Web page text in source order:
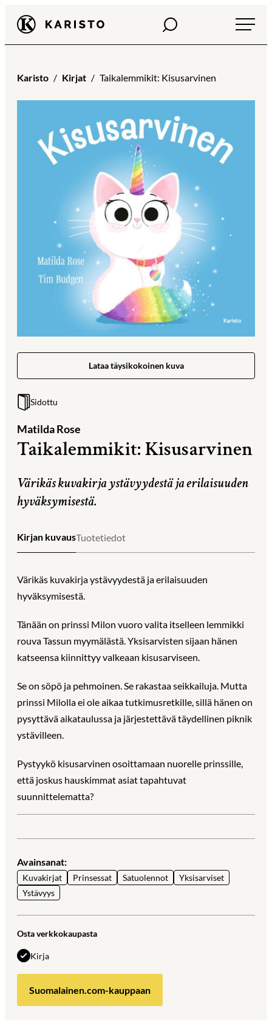
Siirry
suoraan
sisältöön
Karisto Haku
Karisto Kirjat Taikalemmikit: Kisusarvinen
Lataa täysikokoinen kuva
Sidottu
Matilda Rose
Taikalemmikit: Kisusarvinen
Värikäs kuvakirja ystävyydestä ja erilaisuuden
hyväksymisestä.
Kirjan kuvausTuotetiedot
Värikäs kuvakirja ystävyydestä ja erilaisuuden
hyväksymisestä.
Tänään on prinssi Milon vuoro valita itselleen lemmikki
rouva Tassun myymälästä. Yksisarvisten sijaan hänen
katseensa kiinnittyy valkeaan kisusarviseen.
Se on söpö ja pehmoinen. Se rakastaa seikkailuja. Mutta
prinssi Milolla ei ole aikaa tutkimusretkille, sillä hänen on
pysyttävä aikataulussa ja järjestettävä täydellinen piknik
ystävilleen.
Pystyykö kisusarvinen osoittamaan nuorelle prinssille,
että joskus hauskimmat asiat tapahtuvat
suunnittelematta?
Avainsanat:
Kuvakirjat Prinsessat Satuolennot
Yksisarviset
Ystävyys
Osta verkkokaupasta
Kirja
Suomalainen.com-kauppaan